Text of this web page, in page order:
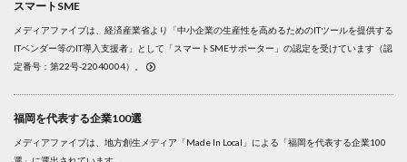
スマートSME
メディアファイブは、経済産業省より「中小企業の生産性を高めるためのITツールを提供する
ITベンダー等のIT導入支援者」として「スマートSMEサポーター」の認定を受けています（認
定番号：第22号-22040004）。
福岡を代表する企業100選
メディアファイブは、地方創生メディア「Made In Local」による「福岡を代表する企業100